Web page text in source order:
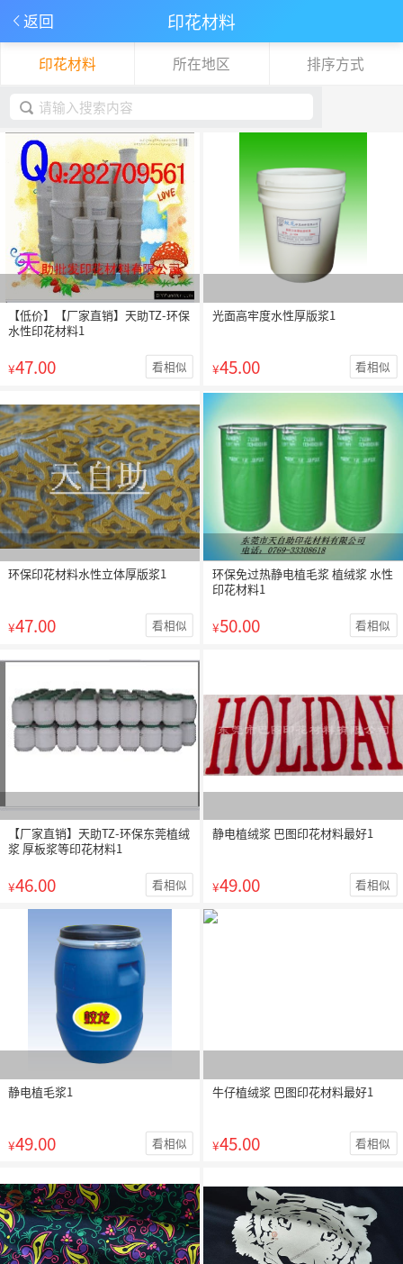
返回 印花材料
印花材料 所在地区 排序方式
下拉刷新
【低价】【厂家直销】天助TZ-环保
水性印花材料1
¥47.00 看相似
光面高牢度水性厚版浆1
¥45.00 看相似
环保印花材料水性立体厚版浆1
¥47.00 看相似
环保免过热静电植毛浆 植绒浆 水性
印花材料1
¥50.00 看相似
【厂家直销】天助TZ-环保东莞植绒
浆 厚板浆等印花材料1
¥46.00 看相似
静电植绒浆 巴图印花材料最好1
¥49.00 看相似
静电植毛浆1
¥49.00 看相似
牛仔植绒浆 巴图印花材料最好1
¥45.00 看相似